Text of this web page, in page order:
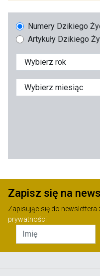
Numery Dzikiego
Artykuły Dzikiego
Zapisz się na
Zapisując się do newslettera
prywatności